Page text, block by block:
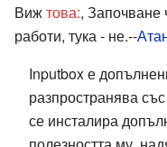
Вижтова:, Започване
работи, тука - не.--
Inputbox е
разпространява
се инсталира